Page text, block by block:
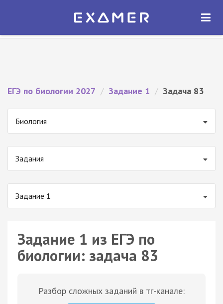
Экзамер — ЕГЭ 2027
ОТКРЫТЬ
ЕГЭ по биологии 2027 / Задание 1 / Задача 83
Биология
Задания
Задание 1
Задание 1 из ЕГЭ по
биологии: задача 83
Разбор сложных заданий в тг-канале: